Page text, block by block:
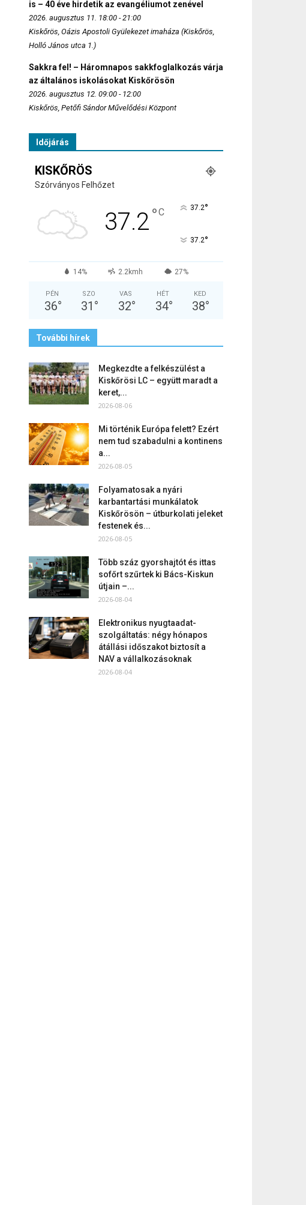
is – 40 éve hirdetik az evangéliumot zenével
2026. augusztus 11. 18:00 - 21:00
Kiskőrös, Oázis Apostoli Gyülekezet imaháza (Kiskőrös,
Holló János utca 1.)
Sakkra fel! – Háromnapos sakkfoglalkozás várja
az általános iskolásokat Kiskőrösön
2026. augusztus 12. 09:00 - 12:00
Kiskőrös, Petőfi Sándor Művelődési Központ
Időjárás
KISKŐRÖS
Szórványos Felhőzet
37.2°C 37.2°
37.2°
14% 2.2kmh 27%
PÉN
36°
SZO
31 °
VAS
32°
HÉT
34°
KED
38°
További hírek
Megkezdte a felkészülést a
Kiskőrösi LC – együtt maradt a
keret,...
2026-08-06
Mi történik Európa felett? Ezért
nem tud szabadulni a kontinens
a...
2026-08-05
Folyamatosak a nyári
karbantartási munkálatok
Kiskőrösön – útburkolati jeleket
festenek és...
2026-08-05
Több száz gyorshajtót és ittas
sofőrt szűrtek ki Bács-Kiskun
útjain –...
2026-08-04
Elektronikus nyugtaadat-
szolgáltatás: négy hónapos
átállási időszakot biztosít a
NAV a vállalkozásoknak
2026-08-04